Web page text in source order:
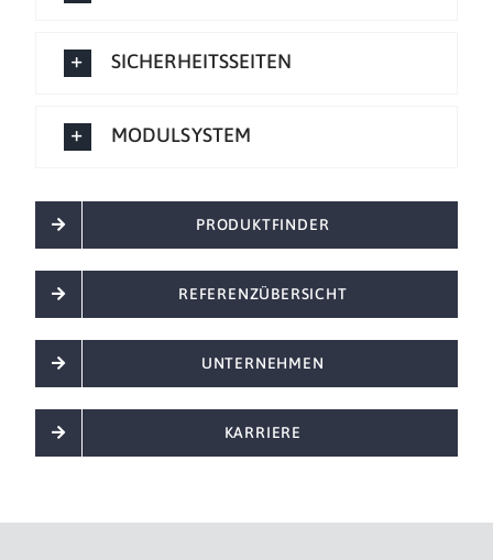
SICHERHEITSSEITEN
MODULSYSTEM
PRODUKTFINDER
REFERENZÜBERSICHT
UNTERNEHMEN
KARRIERE